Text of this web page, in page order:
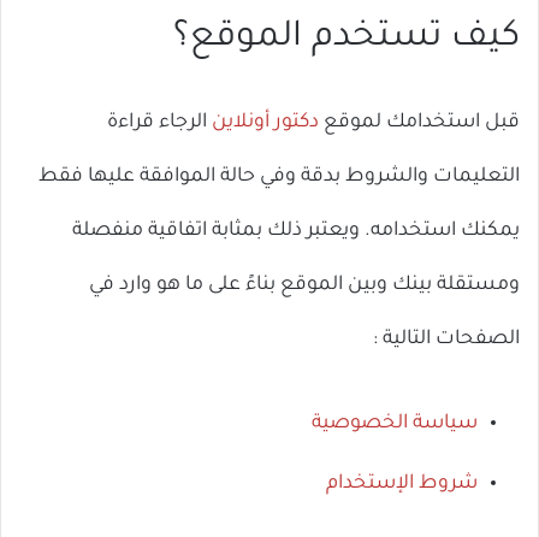
كيف تستخدم الموقع؟
قبل استخدامك لموقع دكتور أونلاين الرجاء قراءة
التعليمات والشروط بدقة وفي حالة الموافقة عليها فقط
يمكنك استخدامه. ويعتبر ذلك بمثابة اتفاقية منفصلة
ومستقلة بينك وبين الموقع بناءً على ما هو وارد في
الصفحات التالية :
سياسة الخصوصية
شروط الإستخدام